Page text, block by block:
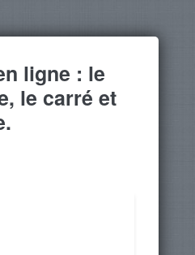
ligne : le
le carré et